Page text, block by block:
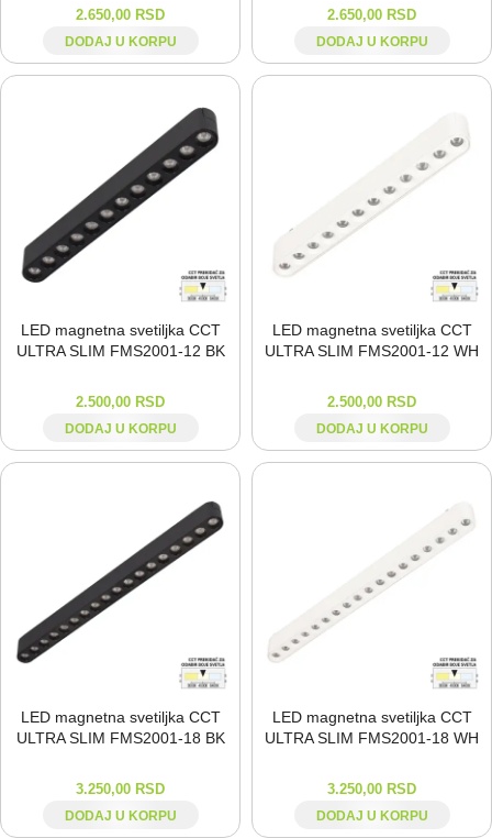
2.650,00 RSD
DODAJ U KORPU
2.650,00 RSD
DODAJ U KORPU
LED magnetna svetiljka CCT
ULTRA SLIM FMS2001-⁠12 BK
2.500,00 RSD
DODAJ U KORPU
LED magnetna svetiljka CCT
ULTRA SLIM FMS2001-⁠12 WH
2.500,00 RSD
DODAJ U KORPU
LED magnetna svetiljka CCT
ULTRA SLIM FMS2001-⁠18 BK
3.250,00 RSD
DODAJ U KORPU
LED magnetna svetiljka CCT
ULTRA SLIM FMS2001-⁠18 WH
3.250,00 RSD
DODAJ U KORPU